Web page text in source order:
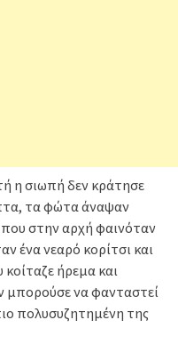
η σιωπή δεν κράτησε
τα φώτα άναψαν
στην αρχή φαινόταν
ένα νεαρό κορίτσι και
ήρεμα και
μπορούσε να φανταστεί
πολυσυζητημένη της